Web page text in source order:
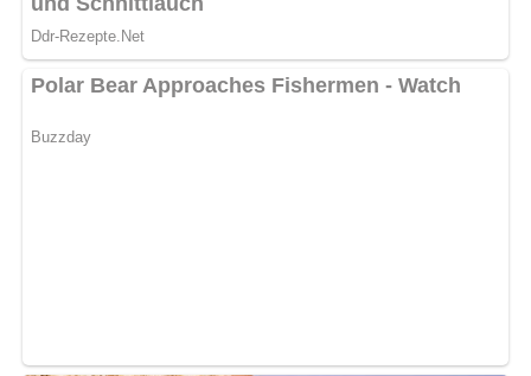
dünne Scheiben von magerem gekochtem Schinken,
röstet sie kurz von beiden Seiten an und löscht mit einigen
Löffeln Joghurt- oder Buttermilchmarinade ab.
Die Schinkenscheiben werden mit der heißen Marinade
über die Schaschliks gegeben und mit einem Salat sofort